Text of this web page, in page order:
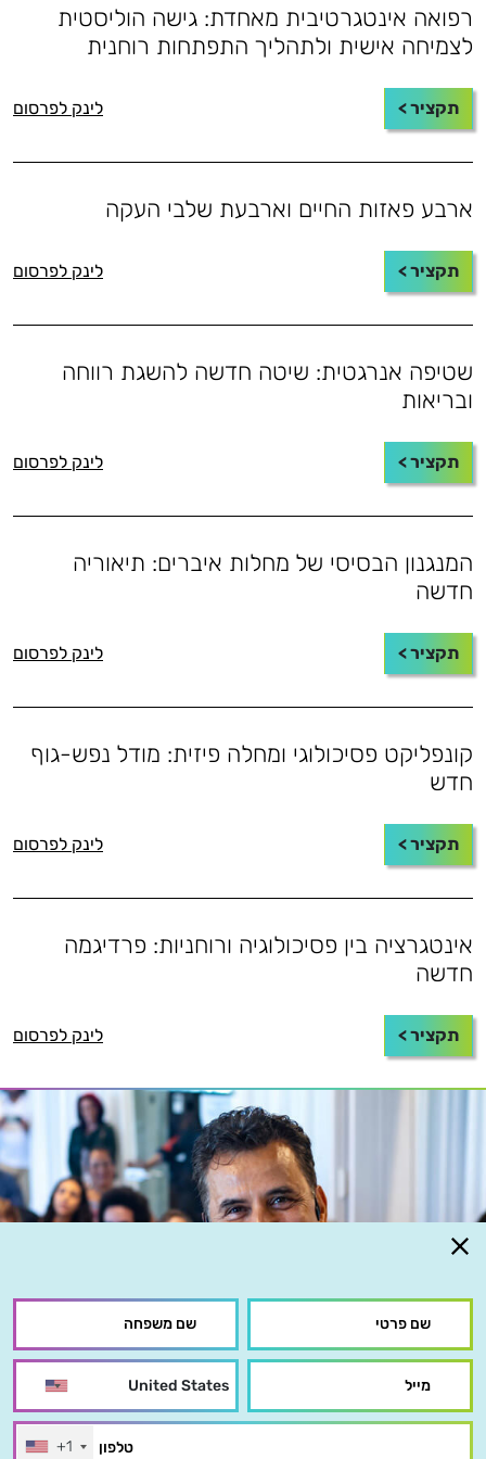
רפואה אינטגרטיבית מאחדת: גישה הוליסטית
לצמיחה אישית ולתהליך התפתחות רוחנית
תקציר > לינק לפרסום
ארבע פאזות החיים וארבעת שלבי העקה
תקציר > לינק לפרסום
שטיפה אנרגטית: שיטה חדשה להשגת רווחה
ובריאות
תקציר > לינק לפרסום
המנגנון הבסיסי של מחלות איברים: תיאוריה
חדשה
תקציר > לינק לפרסום
קונפליקט פסיכולוגי ומחלה פיזית: מודל נפש-גוף
חדש
תקציר > לינק לפרסום
אינטגרציה בין פסיכולוגיה ורוחניות: פרדיגמה
חדשה
תקציר > לינק לפרסום
+1